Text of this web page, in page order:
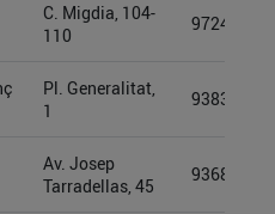
C. Migdia, 104-
110
Pl. Generalitat,
1
Av. Josep
Tarradellas, 45